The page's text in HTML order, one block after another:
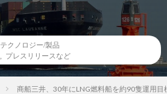
テクノロジー/製品
プレスリリースなど
商船三井、30年にLNG燃料船を約90隻運用目